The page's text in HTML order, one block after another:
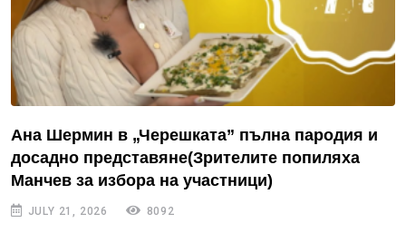
Ана Шермин в „Черешката” пълна пародия и
досадно представяне(Зрителите попиляха
Манчев за избора на участници)
JULY 21, 2026 8092